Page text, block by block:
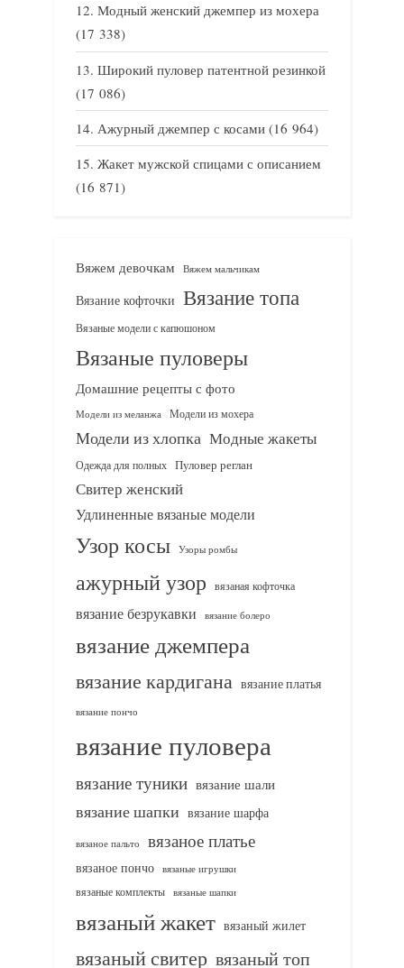
Модный женский джемпер из мохера
(17 338)
Широкий пуловер патентной резинкой
(17 086)
Ажурный джемпер с косами (16 964)
Жакет мужской спицами с описанием
(16 871)
Вяжем девочкам Вяжем мальчикам
Вязание кофточки Вязание топа
Вязаные модели с капюшоном
Вязаные пуловеры
Домашние рецепты с фото
Модели из меланжа Модели из мохера
Модели из хлопка Модные жакеты
Одежда для полных Пуловер реглан
Свитер женский
Удлиненные вязаные модели
Узор косы Узоры ромбы
ажурный узор вязаная кофточка
вязание безрукавки вязание болеро
вязание джемпера
вязание кардигана вязание платья
вязание пончо
вязание пуловера
вязание туники вязание шали
вязание шапки вязание шарфа
вязаное пальто вязаное платье
вязаное пончо вязаные игрушки
вязаные комплекты
вязаные шапки
вязаный жакет вязаный жилет
вязаный свитер вязаный топ